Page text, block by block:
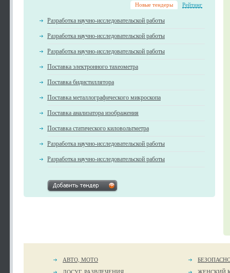
Новые тендеры Рейтинг
Разработка научно-исследовательской работы
Разработка научно-исследовательской работы
Разработка научно-исследовательской работы
Поставка электронного тахеометра
Поставка бидистиллятора
Поставка металлографического микроскопа
Поставка анализатора изображения
Поставка статического киловольтметра
Разработка научно-исследовательской работы
Разработка научно-исследовательской работы
АВТО, МОТО